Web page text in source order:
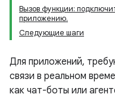
Вызов функции:
приложению.
Следующие шаги
Для приложений,
связи в реальном
как чат-боты или